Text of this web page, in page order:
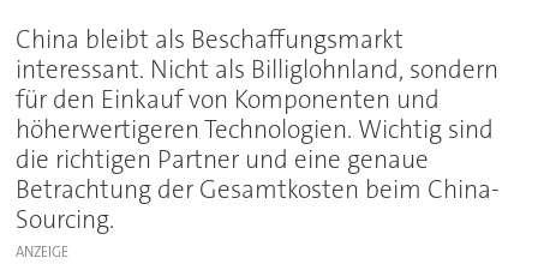
China bleibt als Beschaffungsmarkt
interessant. Nicht als Billiglohnland, sondern
für den Einkauf von Komponenten und
höherwertigeren Technologien. Wichtig sind
die richtigen Partner und eine genaue
Betrachtung der Gesamtkosten beim China-
Sourcing.
ANZEIGE